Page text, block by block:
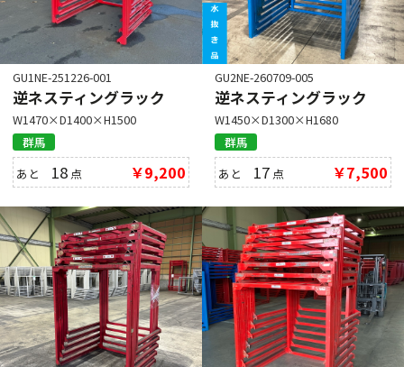
GU1NE-251226-001
逆ネスティングラック
W1470×D1400×H1500
群馬
あと 18 点 ￥9,200
GU2NE-260709-005
逆ネスティングラック
W1450×D1300×H1680
群馬
あと 17 点 ￥7,500